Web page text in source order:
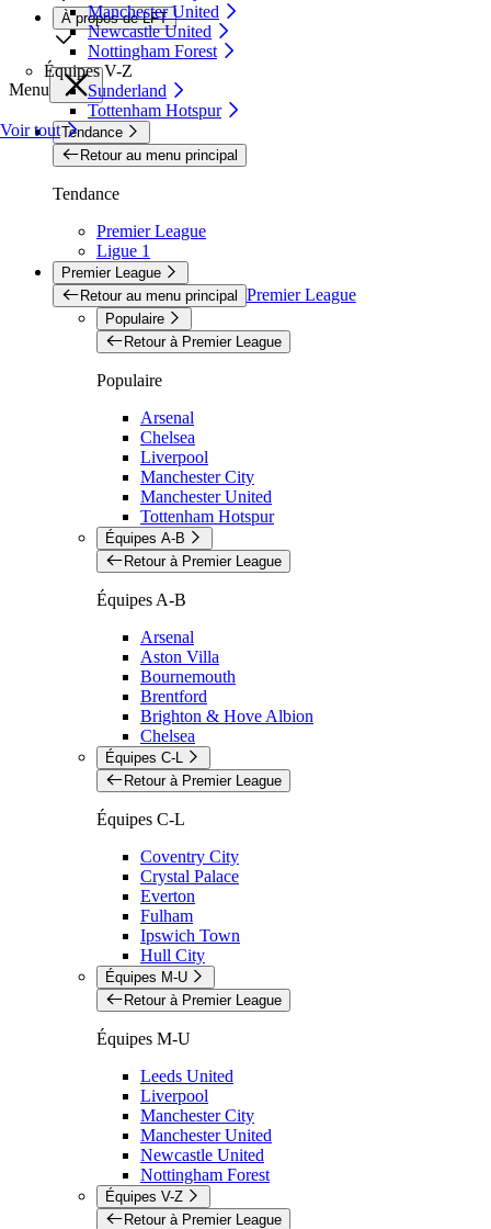
Manchester United
Newcastle United
Nottingham Forest
Équipes V-Z
Sunderland
Tottenham Hotspur
Voir tout
À propos de LFT
Menu
Tendance
Retour au menu principal
Tendance
Premier League
Ligue 1
Premier League
Retour au menu principal Premier League
Populaire
Retour à Premier League
Populaire
Arsenal
Chelsea
Liverpool
Manchester City
Manchester United
Tottenham Hotspur
Équipes A-B
Retour à Premier League
Équipes A-B
Arsenal
Aston Villa
Bournemouth
Brentford
Brighton & Hove Albion
Chelsea
Équipes C-L
Retour à Premier League
Équipes C-L
Coventry City
Crystal Palace
Everton
Fulham
Ipswich Town
Hull City
Équipes M-U
Retour à Premier League
Équipes M-U
Leeds United
Liverpool
Manchester City
Manchester United
Newcastle United
Nottingham Forest
Équipes V-Z
Retour à Premier League